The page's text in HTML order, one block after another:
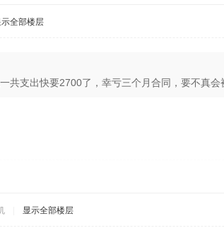
示全部楼层
共支出快要2700了，幸亏三个月合同，要不真会
显示全部楼层